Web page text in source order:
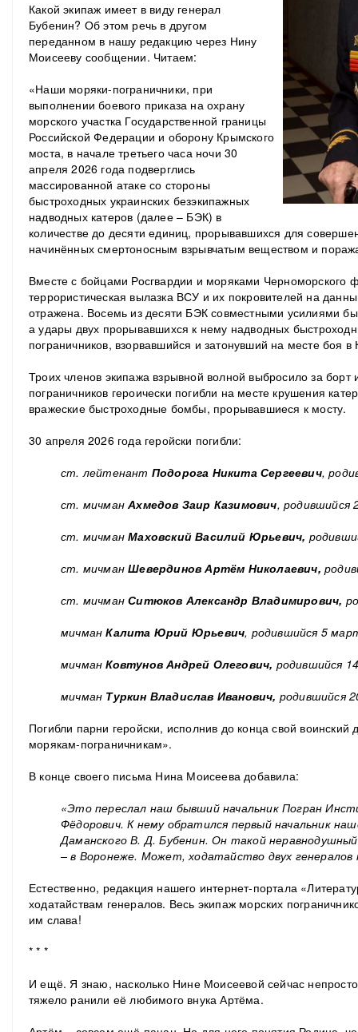
Какой экипаж имеет в виду генерал
Бубенин? Об этом речь в другом
переданном в нашу редакцию через Нину
Моисееву сообщении. Читаем:
«Наши моряки-пограничники, при
выполнении боевого приказа на охрану
морского участка Государственной границы
Российской Федерации и оборону Крымского
моста, в начале третьего часа ночи 30
апреля 2026 года подверглись
массированной атаке со стороны
быстроходных украинских безэкипажных
надводных катеров (далее – БЭК) в
количестве до десяти единиц, прорывавшихся для
начинённых смертоносным взрывчатым веществом и
Вместе с бойцами Росгвардии и моряками Черноморского
террористическая вылазка ВСУ и их покровителей на
отражена. Восемь из десяти БЭК совместными усилиями
а удары двух прорывавшихся к нему надводных
пограничников, взорвавшийся и затонувший на месте боя
Троих членов экипажа взрывной волной выбросило за борт
пограничников героически погибли на месте крушения
вражеские быстроходные бомбы, прорывавшиеся к мосту.
30 апреля 2026 года геройски погибли:
ст. лейтенант Подорога Никита Сергеевич,
ст. мичманАхмедов Заир Казимович, родившийся
ст. мичманМаховский Василий Юрьевич,
ст. мичманШевердинов Артём Николаевич,
ст. мичманСитюков Александр Владимирович,
мичманКалита Юрий Юрьевич, родившийся 5
мичманКовтунов Андрей Олегович, родившийся
мичман Туркин Владислав Иванович, родившийся
Погибли парни геройски, исполнив до конца свой воинский
морякам-пограничникам».
В конце своего письма Нина Моисеева добавила:
«Это переслал наш бывший начальник Погран
Фёдорович. К нему обратился первый начальник
Даманского В. Д. Бубенин. Он такой
– в Воронеже. Может, ходатайство двух
Естественно, редакция нашего интернет-портала
ходатайствам генералов. Весь экипаж морских
им слава!
* * *
И ещё. Я знаю, насколько Нине Моисеевой сейчас
тяжело ранили её любимого внука Артёма.